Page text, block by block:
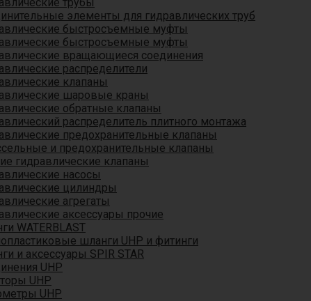
элементы для гидравлических труб
быстросъемные муфты
быстросъемные муфты
вращающиеся соединения
распределители
клапаны
шаровые краны
обратные клапаны
распределитель плитного монтажа
предохранительные клапаны
и предохранительные клапаны
гидравлические клапаны
насосы
цилиндры
агрегаты
аксессуары прочие
WATERBLAST
шланги UHP и фитинги
и аксессуары SPIR STAR
UHP
UHP
UHP